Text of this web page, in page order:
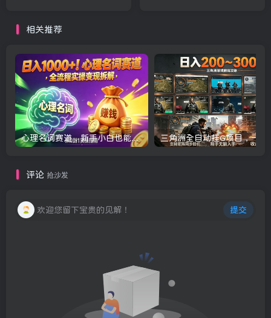
相关推荐
心理名词赛道，新手小白也能做，全流程项目拆解，单日变现1k+
评论 抢沙发
欢迎您留下宝贵的见解！ 提交